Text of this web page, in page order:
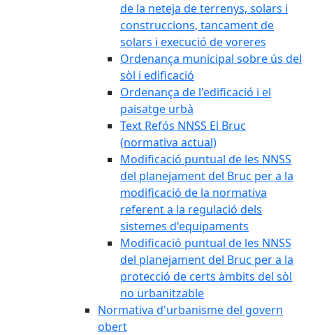
de la neteja de terrenys, solars i
construccions, tancament de
solars i execució de voreres
Ordenança municipal sobre ús del
sòl i edificació
Ordenança de l'edificació i el
paisatge urbà
Text Refós NNSS El Bruc
(normativa actual)
Modificació puntual de les NNSS
del planejament del Bruc per a la
modificació de la normativa
referent a la regulació dels
sistemes d'equipaments
Modificació puntual de les NNSS
del planejament del Bruc per a la
protecció de certs àmbits del sòl
no urbanitzable
Normativa d'urbanisme del govern
obert